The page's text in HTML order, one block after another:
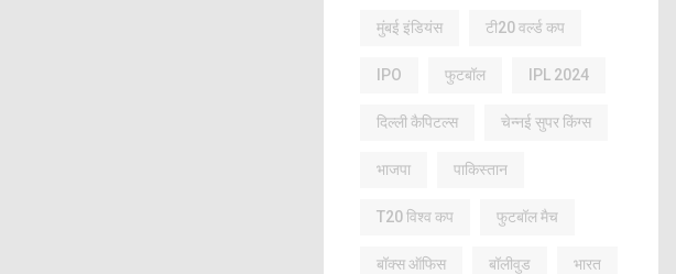
मुंबई इंडियंस टी20 वर्ल्ड कप
IPO फुटबॉल IPL 2024
दिल्ली कैपिटल्स चेन्नई सुपर किंग्स
भाजपा पाकिस्तान
T20 विश्व कप फुटबॉल मैच
बॉक्स ऑफिस बॉलीवुड भारत